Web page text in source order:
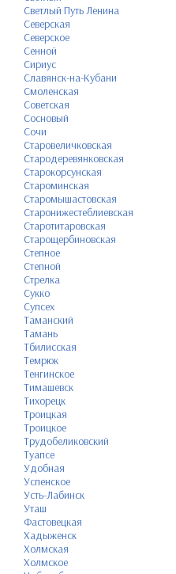
Светлый Путь Ленина
Северская
Северское
Сенной
Сириус
Славянск-на-Кубани
Смоленская
Советская
Сосновый
Сочи
Старовеличковская
Стародеревянковская
Старокорсунская
Староминская
Старомышастовская
Старонижестеблиевская
Старотитаровская
Старощербиновская
Степное
Степной
Стрелка
Сукко
Супсех
Таманский
Тамань
Тбилисская
Темрюк
Тенгинское
Тимашевск
Тихорецк
Троицкая
Троицкое
Трудобеликовский
Туапсе
Удобная
Успенское
Усть-Лабинск
Уташ
Фастовецкая
Хадыженск
Холмская
Холмское